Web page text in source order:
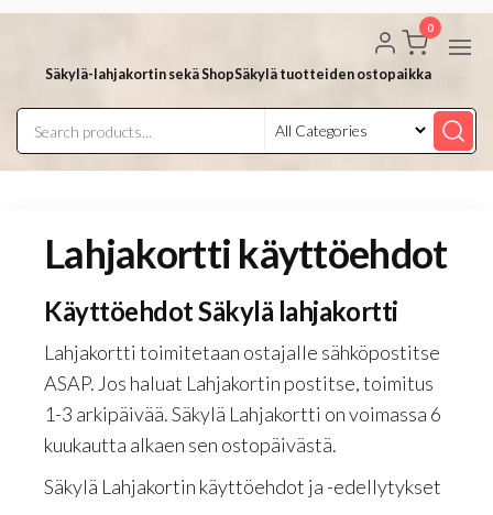
Skip
content
Säkylä-lahjakortin sekä ShopSäkylä tuotteiden ostopaikka
0
Lahjakortti käyttöehdot
Käyttöehdot Säkylä lahjakortti
Lahjakortti toimitetaan ostajalle sähköpostitse
ASAP. Jos haluat Lahjakortin postitse, toimitus
1-3 arkipäivää. Säkylä Lahjakortti on voimassa 6
kuukautta alkaen sen ostopäivästä.
Säkylä Lahjakortin käyttöehdot ja -edellytykset